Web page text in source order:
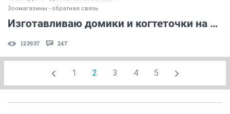
Зоомагазины - обратная связь
Изготавливаю домики и когтеточки на заказ
123937 247
1 2 3 4 5